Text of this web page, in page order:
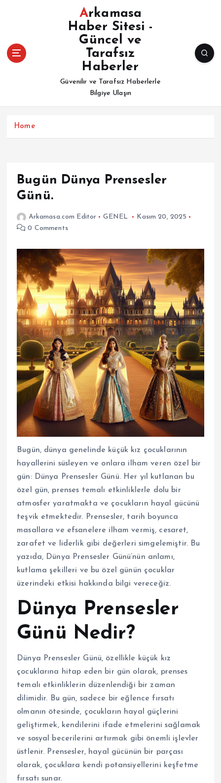
l
Arkamasa
Haber Sitesi -
Güncel ve
Tarafsız
Haberler
Güvenilir ve Tarafsız Haberlerle
Bilgiye Ulaşın
Home
Bugün Dünya Prensesler
Günü.
Arkamasa.com Editor GENEL
Kasım 20, 2025
0 Comments
Bugün, dünya genelinde küçük kız çocuklarının
hayallerini süsleyen ve onlara ilham veren özel bir
gün: Dünya Prensesler Günü. Her yıl kutlanan bu
özel gün, prenses temalı etkinliklerle dolu bir
atmosfer yaratmakta ve çocukların hayal gücünü
teşvik etmektedir. Prensesler, tarih boyunca
masallara ve efsanelere ilham vermiş, cesaret,
zarafet ve liderlik gibi değerleri simgelemiştir. Bu
yazıda, Dünya Prensesler Günü’nün anlamı,
kutlama şekilleri ve bu özel günün çocuklar
üzerindeki etkisi hakkında bilgi vereceğiz.
Dünya Prensesler
Günü Nedir?
Dünya Prensesler Günü, özellikle küçük kız
çocuklarına hitap eden bir gün olarak, prenses
temalı etkinliklerin düzenlendiği bir zaman
dilimidir. Bu gün, sadece bir eğlence fırsatı
olmanın ötesinde, çocukların hayal güçlerini
geliştirmek, kendilerini ifade etmelerini sağlamak
ve sosyal becerilerini artırmak gibi önemli işlevler
üstlenir. Prensesler, hayal gücünün bir parçası
olarak, çocuklara kendi potansiyellerini keşfetme
fırsatı sunar.